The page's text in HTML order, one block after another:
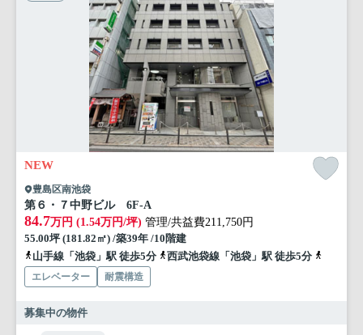
NEW
豊島区南池袋
第６・７中野ビル 6F-A
84.7万円 (1.54万円/坪) 管理/共益費211,750円
55.00坪 (181.82㎡) /築39年 /10階建
山手線「池袋」駅 徒歩5分
西武池袋線「池袋」駅 徒歩5分
エレベーター 耐震構造
募集中の物件